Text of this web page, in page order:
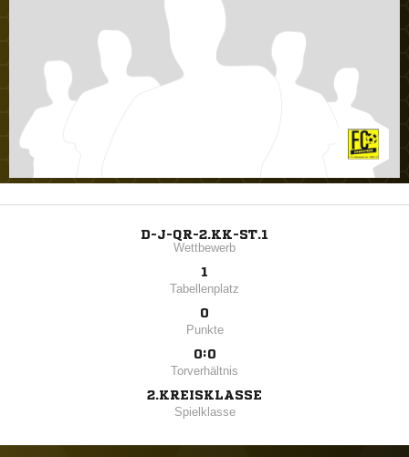
D-J-QR-2.KK-ST.1
Wettbewerb
1
Tabellenplatz
0
Punkte
0:0
Torverhältnis
2.KREISKLASSE
Spielklasse